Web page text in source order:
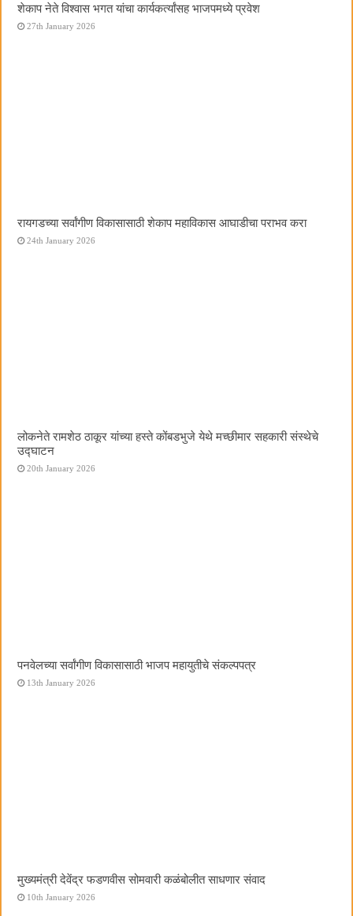
शेकाप नेते विश्वास भगत यांचा कार्यकर्त्यांसह भाजपमध्ये प्रवेश
27th January 2026
रायगडच्या सर्वांगीण विकासासाठी शेकाप महाविकास आघाडीचा पराभव करा
24th January 2026
लोकनेते रामशेठ ठाकूर यांच्या हस्ते कोंबडभुजे येथे मच्छीमार सहकारी संस्थेचे
उद्घाटन
20th January 2026
पनवेलच्या सर्वांगीण विकासासाठी भाजप महायुतीचे संकल्पपत्र
13th January 2026
मुख्यमंत्री देवेंद्र फडणवीस सोमवारी कळंबोलीत साधणार संवाद
10th January 2026